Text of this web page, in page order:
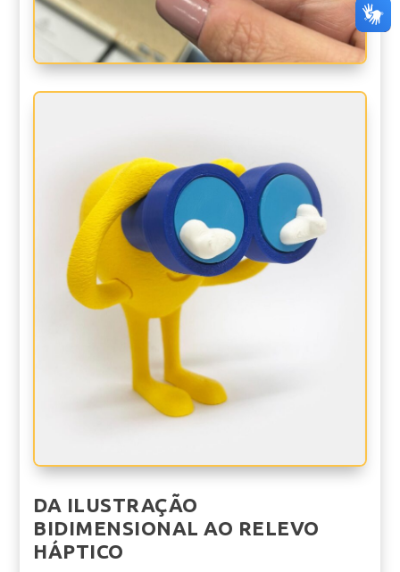
DA ILUSTRAÇÃO
BIDIMENSIONAL AO RELEVO
HÁPTICO